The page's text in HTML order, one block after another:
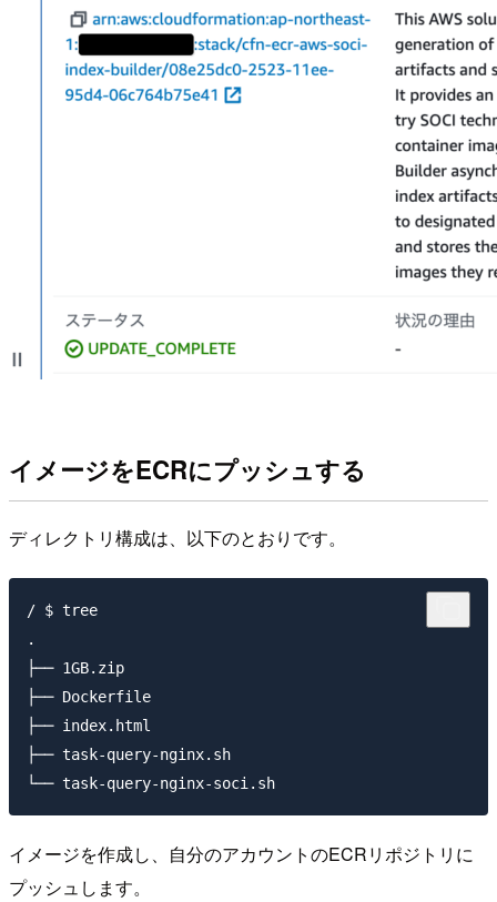
イメージをECRにプッシュする
ディレクトリ構成は、以下のとおりです。
/ $ tree
.
├── 1GB.zip
├── Dockerfile
├── index.html
├── task-query-nginx.sh
イメージを作成し、自分のアカウントのECRリポジトリに
プッシュします。